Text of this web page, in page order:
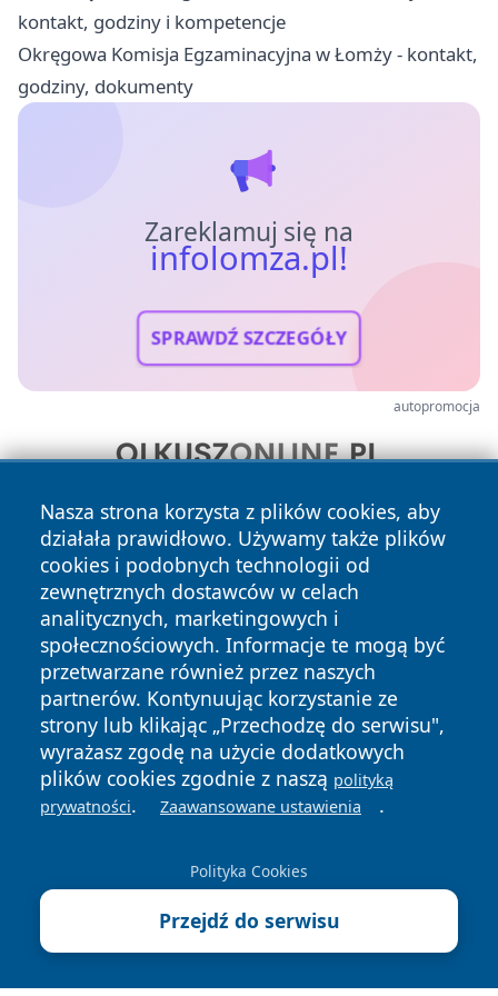
kontakt, godziny i kompetencje
Okręgowa Komisja Egzaminacyjna w Łomży - kontakt,
godziny, dokumenty
Zareklamuj się na
infolomza.pl!
SPRAWDŹ SZCZEGÓŁY
autopromocja
Nasza strona korzysta z plików cookies, aby
działała prawidłowo. Używamy także plików
cookies i podobnych technologii od
zewnętrznych dostawców w celach
analitycznych, marketingowych i
społecznościowych. Informacje te mogą być
przetwarzane również przez naszych
partnerów. Kontynuując korzystanie ze
strony lub klikając „Przechodzę do serwisu",
wyrażasz zgodę na użycie dodatkowych
plików cookies zgodnie z naszą polityką
prywatności. Zaawansowane ustawienia .
Polityka Cookies
Przejdź do serwisu
Copyright © 2026 infolomza.pl Wszystkie prawa zastrzeżone.
News Autorzy
Polityka
Prywatności
Polityka
Cookies